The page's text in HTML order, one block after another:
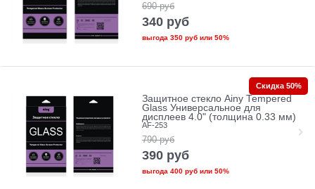
690 руб
340 руб
выгода 350 рубили 50%
Защитное стекло Ainy Tempered
Glass Универсальное для
дисплеев 4.0" (толщина 0.33 мм)
AF-253
790 руб
390 руб
выгода 400 рубили 50%
Скидка 50%